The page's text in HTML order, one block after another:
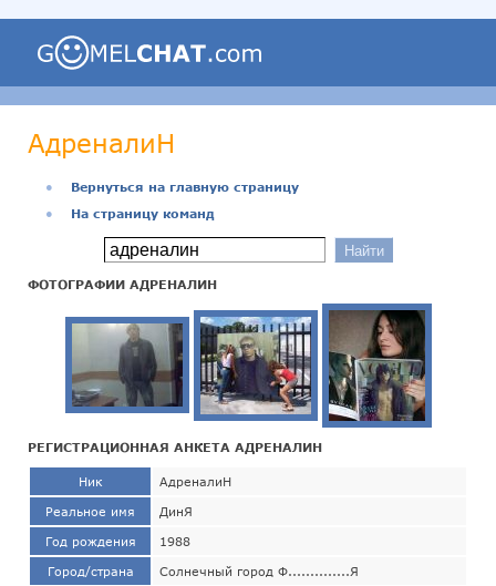
АдреналиН
●
Вернуться на главную страницу
●
На страницу команд
ФОТОГРАФИИ АДРЕНАЛИН
РЕГИСТРАЦИОННАЯ АНКЕТА АДРЕНАЛИН
Ник АдреналиН
Реальное имя ДинЯ
Год рождения 1988
Город/страна Солнечный город Ф..............Я